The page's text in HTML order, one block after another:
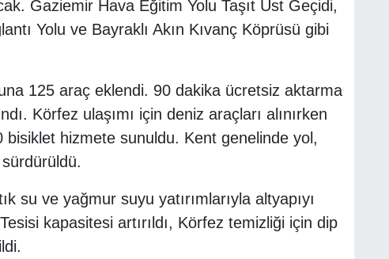
Gaziemir Hava Eğitim Yolu Taşıt Üst Geçidi,
Yolu ve Bayraklı Akın Kıvanç Köprüsü gibi
125 araç eklendi. 90 dakika ücretsiz aktarma
Körfez ulaşımı için deniz araçları alınırken
hizmete sunuldu. Kent genelinde yol,
su ve yağmur suyu yatırımlarıyla altyapıyı
kapasitesi artırıldı, Körfez temizliği için dip